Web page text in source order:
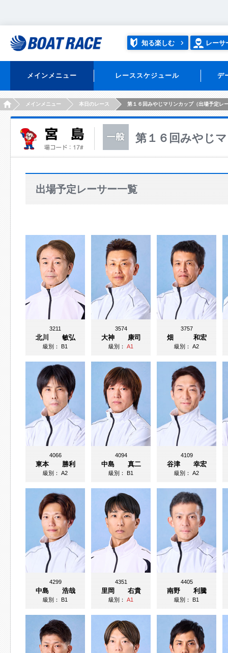
知る楽しむ レーサ
メインメニュー レーススケジュール デ
HOMEメインメニュー 本日のレース 第１６回みやじマリンカップ（出場予定レ
第１６回みやじ
出場予定レーサー一覧
3211
北川 敏弘
級別：B1
3574
大神 康司
級別：A1
3757
畑 和宏
級別：A2
4066
東本 勝利
級別：A2
4094
中島 真二
級別：B1
4109
谷津 幸宏
級別：A2
4299
中島 浩哉
級別：B1
4351
里岡 右貴
級別：A1
4405
南野 利騰
級別：B1